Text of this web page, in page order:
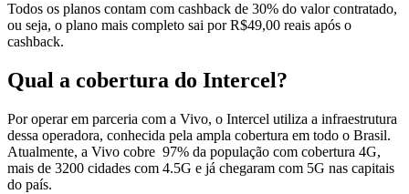
Todos os planos contam com cashback de 30% do valor contratado,
ou seja, o plano mais completo sai por R$49,00 reais após o
cashback.
Qual a cobertura do Intercel?
Por operar em parceria com a Vivo, o Intercel utiliza a infraestrutura
dessa operadora, conhecida pela ampla cobertura em todo o Brasil.
Atualmente, a Vivo cobre 97% da população com cobertura 4G,
mais de 3200 cidades com 4.5G e já chegaram com 5G nas capitais
do país.